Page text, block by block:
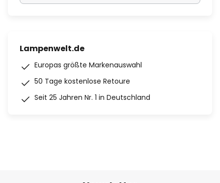
Lampenwelt.de
Europas größte Markenauswahl
50 Tage kostenlose Retoure
Seit 25 Jahren Nr. 1 in Deutschland